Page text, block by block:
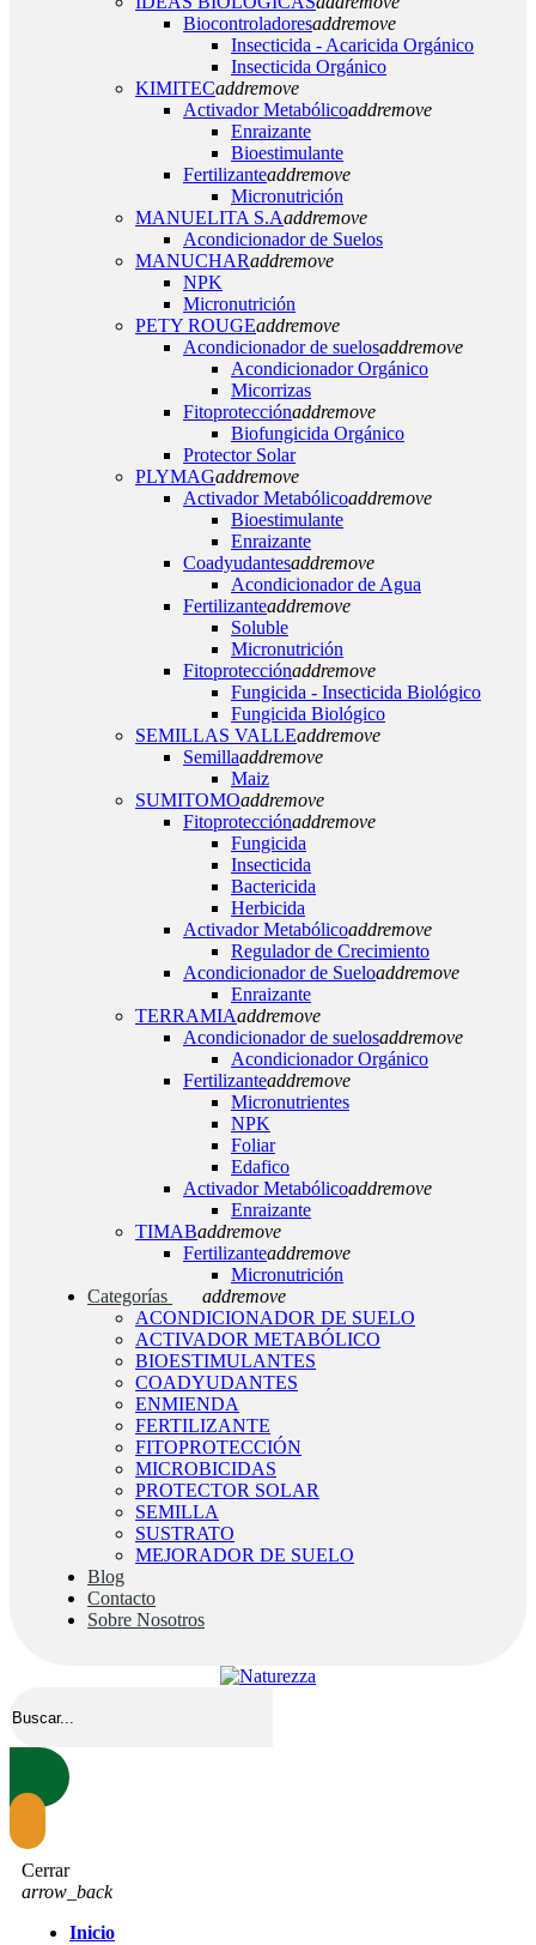
Biocontroladoresaddremove
Insecticida - Acaricida Orgánico
Insecticida Orgánico
KIMITECaddremove
Activador Metabólicoaddremove
Enraizante
Bioestimulante
Fertilizanteaddremove
Micronutrición
MANUELITA S.Aaddremove
Acondicionador de Suelos
MANUCHARaddremove
NPK
Micronutrición
PETY ROUGEaddremove
Acondicionador de suelosaddremove
Acondicionador Orgánico
Micorrizas
Fitoprotecciónaddremove
Biofungicida Orgánico
Protector Solar
PLYMAGaddremove
Activador Metabólicoaddremove
Bioestimulante
Enraizante
Coadyudantesaddremove
Acondicionador de Agua
Fertilizanteaddremove
Soluble
Micronutrición
Fitoprotecciónaddremove
Fungicida - Insecticida Biológico
Fungicida Biológico
SEMILLAS VALLEaddremove
Semillaaddremove
Maiz
SUMITOMOaddremove
Fitoprotecciónaddremove
Fungicida
Insecticida
Bactericida
Herbicida
Activador Metabólicoaddremove
Regulador de Crecimiento
Acondicionador de Sueloaddremove
Enraizante
TERRAMIAaddremove
Acondicionador de suelosaddremove
Acondicionador Orgánico
Fertilizanteaddremove
Micronutrientes
NPK
Foliar
Edafico
Activador Metabólicoaddremove
Enraizante
TIMABaddremove
Fertilizanteaddremove
Micronutrición
Categorías
addremove
ACONDICIONADOR DE SUELO
ACTIVADOR METABÓLICO
BIOESTIMULANTES
COADYUDANTES
ENMIENDA
FERTILIZANTE
FITOPROTECCIÓN
MICROBICIDAS
PROTECTOR SOLAR
SEMILLA
SUSTRATO
MEJORADOR DE SUELO
Blog
Contacto
Sobre Nosotros
Cerrar
arrow_back
Inicio